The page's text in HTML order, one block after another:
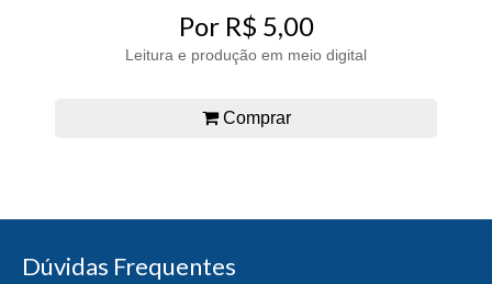
Por R$ 5,00
Leitura e produção em meio digital
Comprar
Dúvidas Frequentes